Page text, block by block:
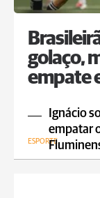
golaço,
empate
Ignácio
empatar
ESPORTE